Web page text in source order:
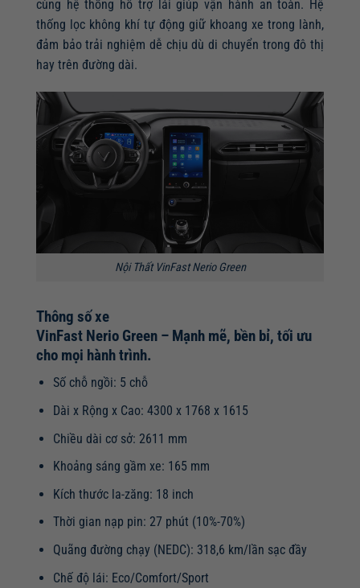
cùng hệ thống hỗ trợ lái giúp vận hành an toàn. Hệ
thống lọc không khí tự động giữ khoang xe trong lành,
đảm bảo trải nghiệm dễ chịu dù di chuyển trong đô thị
hay trên đường dài.
Nội Thất VinFast Nerio Green
Thông số xe
VinFast Nerio Green – Mạnh mẽ, bền bỉ, tối ưu
cho mọi hành trình.
Số chỗ ngồi: 5 chỗ
Dài x Rộng x Cao: 4300 x 1768 x 1615
Chiều dài cơ sở: 2611 mm
Khoảng sáng gầm xe: 165 mm
Kích thước la-zăng: 18 inch
Thời gian nạp pin: 27 phút (10%-70%)
Quãng đường chạy (NEDC): 318,6 km/lần sạc đầy
Chế độ lái: Eco/Comfort/Sport